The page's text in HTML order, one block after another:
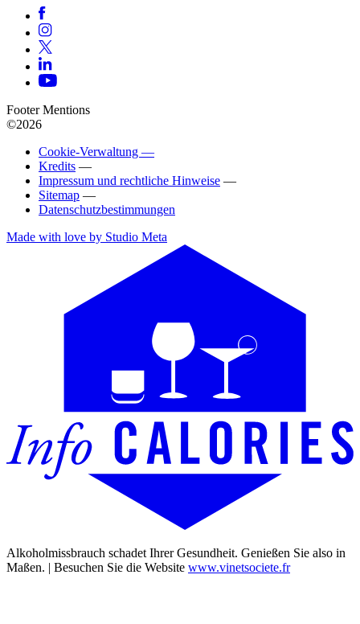
Footer Mentions
©2026
Cookie-Verwaltung —
Kredits —
Impressum und rechtliche Hinweise —
Sitemap —
Datenschutzbestimmungen
Made with love by Studio Meta
Alkoholmissbrauch schadet Ihrer Gesundheit. Genießen Sie also in
Maßen. | Besuchen Sie die Website www.vinetsociete.fr